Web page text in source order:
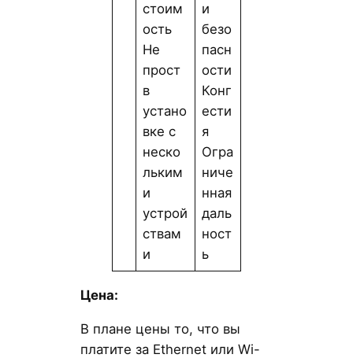
стоим
ость
Не
прост
в
устано
вке с
неско
льким
и
устрой
ствам
и
и
безо
пасн
ости
Конг
ести
я
Огра
ниче
нная
даль
ност
ь
Цена:
В плане цены то, что вы
платите за Ethernet или Wi-